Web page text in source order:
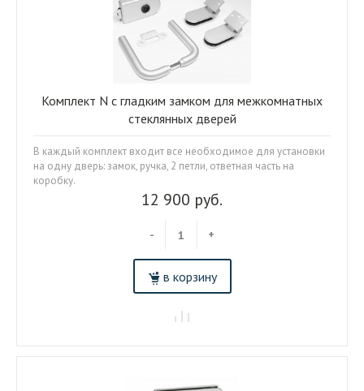
12 900 руб.
- +
в корзину
Комплект N c гладким замком для межкомнатных
стеклянных дверей
В каждый комплект входит все необходимое для установки
на одну дверь: замок, ручка, 2 петли, ответная часть на
коробку.